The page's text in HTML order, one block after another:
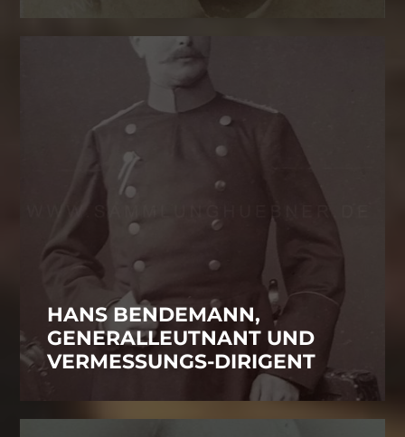
HANS BENDEMANN,
GENERALLEUTNANT UND
VERMESSUNGS-DIRIGENT